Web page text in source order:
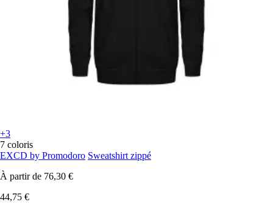
+3
7 coloris
EXCD by Promodoro Sweatshirt zippé
À partir de 76,30 €
44,75 €